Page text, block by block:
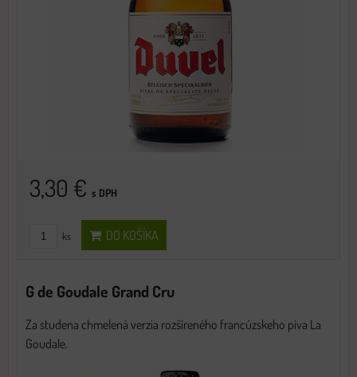
3,30 € s DPH
ks DO KOŠÍKA
G de Goudale Grand Cru
Za studena chmelená verzia rozšíreného francúzskeho piva La
Goudale.